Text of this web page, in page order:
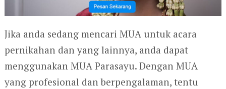
Jika anda sedang mencari MUA untuk acara
pernikahan dan yang lainnya, anda dapat
menggunakan MUA Parasayu. Dengan MUA
yang profesional dan berpengalaman, tentu